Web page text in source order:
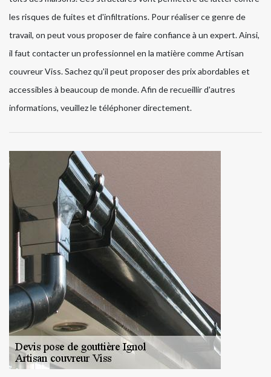
les risques de fuites et d'infiltrations. Pour réaliser ce genre de
travail, on peut vous proposer de faire confiance à un expert. Ainsi,
il faut contacter un professionnel en la matière comme Artisan
couvreur Viss. Sachez qu'il peut proposer des prix abordables et
accessibles à beaucoup de monde. Afin de recueillir d'autres
informations, veuillez le téléphoner directement.